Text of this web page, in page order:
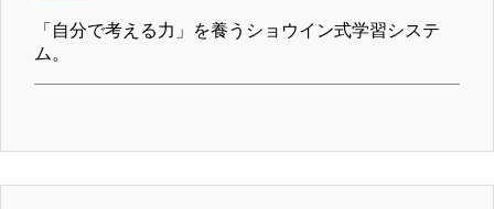
「自分で考える力」を養うショウイン式学習システ
ム。